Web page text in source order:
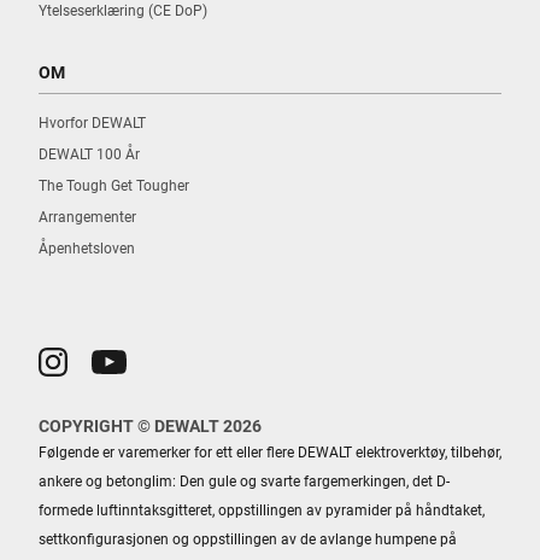
Ytelseserklæring (CE DoP)
OM
Hvorfor DEWALT
DEWALT 100 År
The Tough Get Tougher
Arrangementer
Åpenhetsloven
COPYRIGHT © DEWALT 2026
Følgende er varemerker for ett eller flere DEWALT elektroverktøy, tilbehør,
ankere og betonglim: Den gule og svarte fargemerkingen, det D-
formede luftinntaksgitteret, oppstillingen av pyramider på håndtaket,
settkonfigurasjonen og oppstillingen av de avlange humpene på